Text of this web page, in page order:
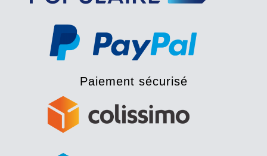
Paiement sécurisé